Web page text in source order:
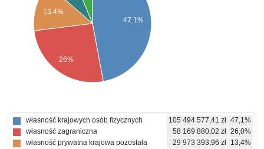
47.1%
13.4%
26%
własność krajowych osób fizycznych 105 494 577,41 zł 47,1%
własność zagraniczna
58 169 880,02 zł 26,0%
własność prywatna krajowa pozostała
29 973 393,96 zł 13,4%